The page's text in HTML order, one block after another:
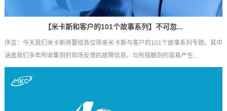
【米卡斯和客户的101个故事系列】不可忽...
序言：今天我们米卡斯将要给各位带来米卡斯与客户的101个故事系列专题。其中
涵盖我们多年所收集到的现场反馈的故障信息，与所接触到的容易产生...